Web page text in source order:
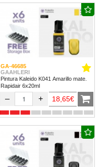
GA-46685
GAAHLERI
Pintura Kaleido K041 Amarillo mate.
Rapidair 6x20ml
– + 18,65€